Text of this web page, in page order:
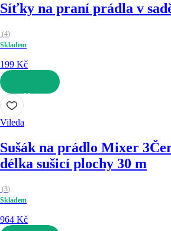
Síťky na praní prádla v
(4)
Skladem
199 Kč
DO KOŠÍKU
Vileda
Sušák na prádlo Mixer 3
délka sušicí plochy 30 m
(3)
Skladem
964 Kč